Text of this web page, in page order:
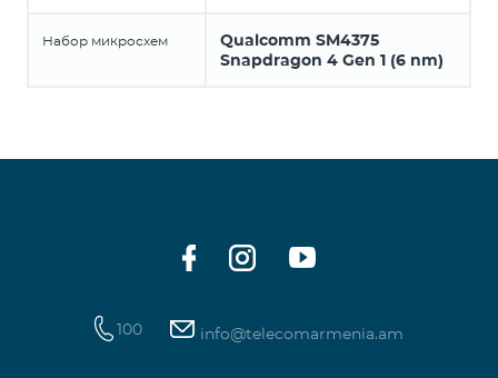
Набор микросхем
Qualcomm SM4375
Snapdragon 4 Gen 1 (6 nm)
100 info@telecomarmenia.am